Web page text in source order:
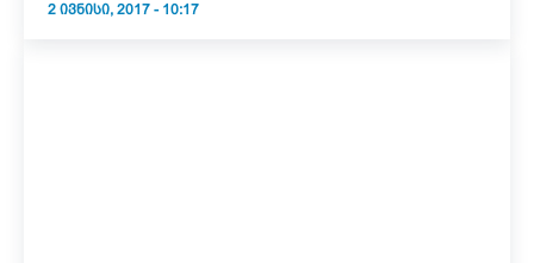
2 ᲘᲕᲜᲘᲡᲘ, 2017 - 10:17